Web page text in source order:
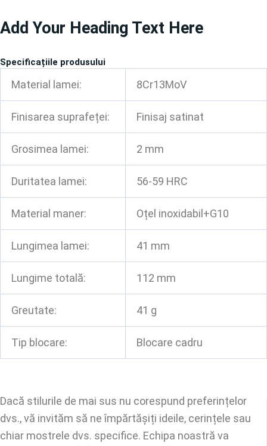
la
Add Your Heading Text Here
Specificațiile produsului
Material lamei: 8Cr13MoV
Finisarea suprafeței: Finisaj satinat
Grosimea lamei: 2 mm
Duritatea lamei: 56-59 HRC
Material maner: Oțel inoxidabil+G10
Lungimea lamei: 41 mm
Lungime totală: 112 mm
Greutate: 41 g
Tip blocare: Blocare cadru
Dacă stilurile de mai sus nu corespund preferințelor
dvs., vă invităm să ne împărtășiți ideile, cerințele sau
chiar mostrele dvs. specifice. Echipa noastră va